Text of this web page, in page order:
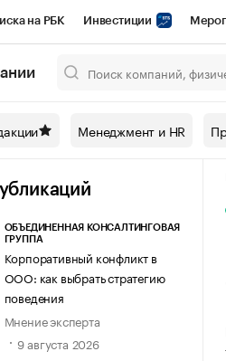
на РБК Инвестиции
СПб Конференции СПб
и медиа Рынок
Менеджмент и HR
ОБЪЕДИНЕННАЯ КОНСАЛТИНГОВАЯ
ГРУППА
Корпоративный конфликт в
ООО: как выбрать стратегию
поведения
Мнение эксперта
9 августа 2026